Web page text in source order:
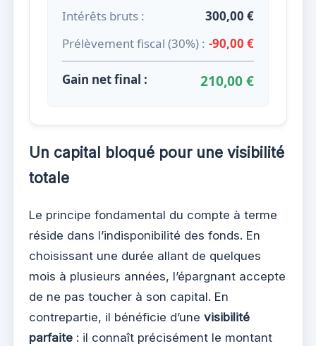
Intérêts bruts :
300,00 €
Prélèvement fiscal (30%) : -90,00 €
Gain net final : 210,00 €
Un capital bloqué pour une visibilité
totale
Le principe fondamental du compte à terme
réside dans l’indisponibilité des fonds. En
choisissant une durée allant de quelques
mois à plusieurs années, l’épargnant accepte
de ne pas toucher à son capital. En
contrepartie, il bénéficie d’une visibilité
parfaite : il connaît précisément le montant